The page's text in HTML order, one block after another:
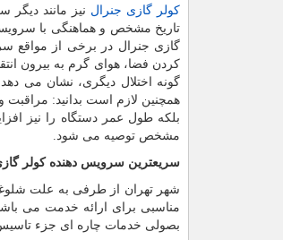
کولر گازی جنرال نیز مانند
تاریخ مشخص و هماهنگی با
گازی جنرال در برخی از مواقع
کردن فضا، هوای گرم به بیرون
گونه اختلال دیگری، نشان می
همچنین لازم است بدانید:
بلکه طول عمر دستگاه را نیز
مشخص توصیه می شود.
سریعترین سرویس دهنده کولر
شهر تهران از طرفی به علت
مناسبی برای ارائه خدمت می
بصولی خدمات چاره ای جزء